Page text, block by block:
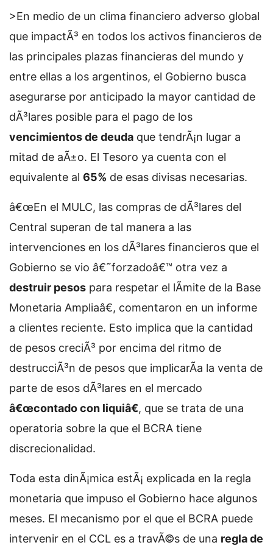
>En medio de un clima financiero adverso global
que impactÃ³ en todos los activos financieros de
las principales plazas financieras del mundo y
entre ellas a los argentinos, el Gobierno busca
asegurarse por anticipado la mayor cantidad de
dÃ³lares posible para el pago de los
vencimientos de deuda que tendrÃ¡n lugar a
mitad de aÃ±o. El Tesoro ya cuenta con el
equivalente al 65% de esas divisas necesarias.
â€œEn el MULC, las compras de dÃ³lares del
Central superan de tal manera a las
intervenciones en los dÃ³lares financieros que el
Gobierno se vio â€˜forzadoâ€™ otra vez a
destruir pesos para respetar el lÃ­mite de la Base
Monetaria Ampliaâ€, comentaron en un informe
a clientes reciente. Esto implica que la cantidad
de pesos creciÃ³ por encima del ritmo de
destrucciÃ³n de pesos que implicarÃ­a la venta de
parte de esos dÃ³lares en el mercado
â€œcontado con liquiâ€, que se trata de una
operatoria sobre la que el BCRA tiene
discrecionalidad.
Toda esta dinÃ¡mica estÃ¡ explicada en la regla
monetaria que impuso el Gobierno hace algunos
meses. El mecanismo por el que el BCRA puede
intervenir en el CCL es a travÃ©s de una regla de